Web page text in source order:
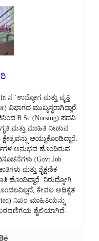
ನ ‘ಉದ್ಯೋಗ ಮತ್ತು ವೃತ್ತಿ
ವಿಭಾಗದ ಮುಖ್ಯಸ್ಥರಾಗಿದ್ದಾರೆ.
B.Sc (Nursing) ಪದವಿ
ಮತ್ತು ಮಾಹಿತಿ ನೀಡುವ
ಆಯ್ದುಕೊಂಡಿದ್ದಾರೆ.
ಅನುಭವ ಹೊಂದಿರುವ
(Govt Job
ಮತ್ತು ಶೈಕ್ಷಣಿಕ
ಹೊಂದಿದ್ದಾರೆ. ನಿರುದ್ಯೋಗಿ
ಕೇವಲ ಅಧಿಕೃತ
ನಿಖರ ಮಾಹಿತಿಯನ್ನು
ಬರವಣಿಗೆಯ ಶೈಲಿಯಾಗಿದೆ.